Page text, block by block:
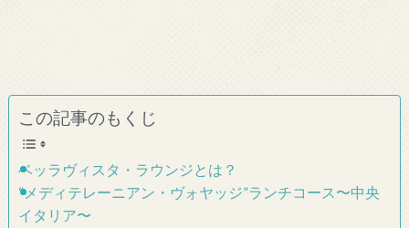
この記事のもくじ
ベッラヴィスタ・ラウンジとは？
“メディテレーニアン・ヴォヤッジ”ランチコース〜中央
イタリア〜